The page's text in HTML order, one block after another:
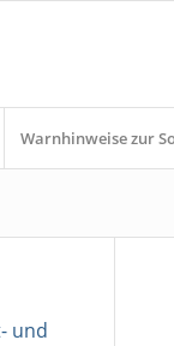
Warnhinweise zur
und